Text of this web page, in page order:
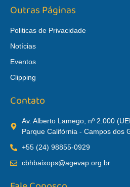
Outras Páginas
Politicas de Privacidade
Notícias
Eventos
Clipping
Contato
Av. Alberto Lamego, nº 2.000
Parque Califórnia - Campos dos
+55 (24) 98855-0929
cbhbaixops@agevap.org.br